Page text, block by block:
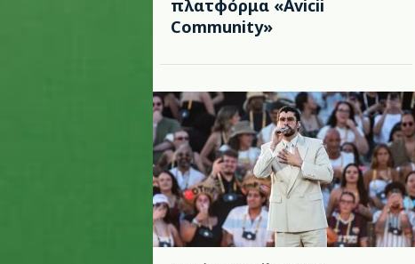
πλατφόρμα «Avicii
Community»